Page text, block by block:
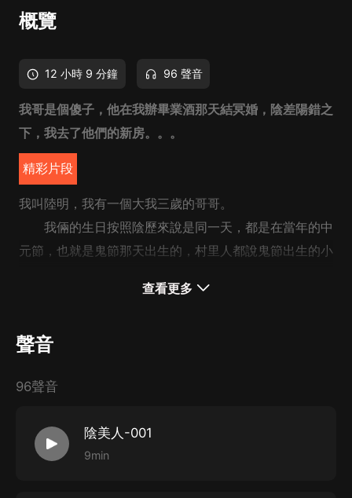
概覽
12 小時 9 分鐘 96 聲音
我哥是個傻子，他在我辦畢業酒那天結冥婚，陰差陽錯之
下，我去了他們的新房。。。
精彩片段
我叫陸明，我有一個大我三歲的哥哥。
我倆的生日按照陰歷來說是同一天，都是在當年的中
元節，也就是鬼節那天出生的，村里人都說鬼節出生的小
也不知道是不是因為這個原因，我哥哥一生下來腦子
哥兩歲的時候就發現了這點，所以不得已，當時頂著計劃
聽我媽說，當時我出生下來以后情況也不容樂觀，因
睛總是盯著房間的一個角落看。
人們不常說，孩子越小就越容易看到不干淨的東西
查看更多
聲音
96聲音
陰美人-001
9min